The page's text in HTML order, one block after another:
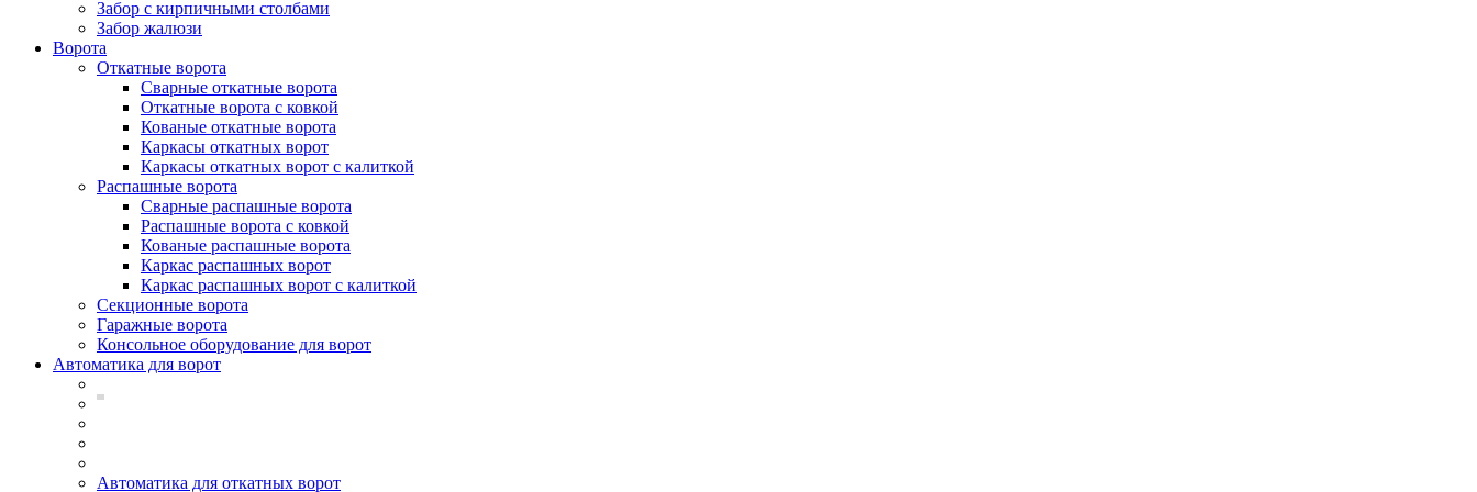
Забор с кирпичными столбами
Забор жалюзи
Ворота
Откатные ворота
Сварные откатные ворота
Откатные ворота с ковкой
Кованые откатные ворота
Каркасы откатных ворот
Каркасы откатных ворот с калиткой
Распашные ворота
Сварные распашные ворота
Распашные ворота с ковкой
Кованые распашные ворота
Каркас распашных ворот
Каркас распашных ворот с калиткой
Секционные ворота
Гаражные ворота
Консольное оборудование для ворот
Автоматика для ворот
Автоматика для откатных ворот